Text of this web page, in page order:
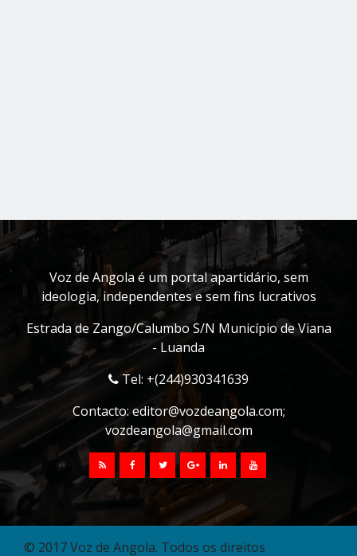
Voz de Angola é um portal apartidário, sem
ideologia, independentes e sem fins lucrativos
Estrada de Zango/Calumbo S/N Município de Viana
- Luanda
Tel: +(244)930341639
Contacto:editor@vozdeangola.com;
vozdeangola@gmail.com
© 2017 Voz de Angola. Todos os direitos